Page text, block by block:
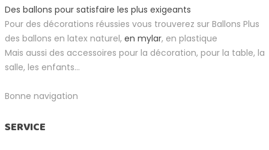
Des ballons pour satisfaire les plus exigeants
Pour des décorations réussies vous trouverez sur Ballons Plus
des ballons en latex naturel, en mylar, en plastique
Mais aussi des accessoires pour la décoration, pour la table, la
salle, les enfants...
Bonne navigation
SERVICE